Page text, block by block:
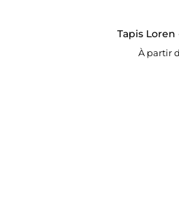
Tapis
À partir